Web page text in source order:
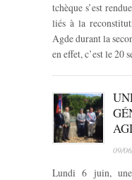
tchèque s’est
liés à la
Agde durant la
en effet, c’est le 20
09/
Lundi 6 juin, une